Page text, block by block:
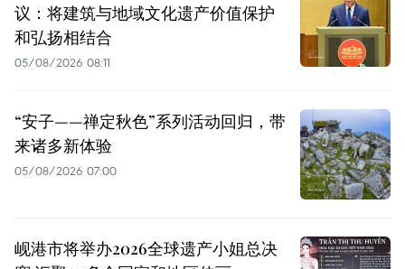
议：将建筑与地域文化遗产价值保护
和弘扬相结合
05/08/2026 08:11
“安子——禅定秋色”系列活动回归，带
来诸多新体验
05/08/2026 07:00
岘港市将举办2026全球遗产小姐总决